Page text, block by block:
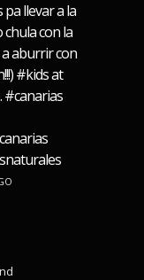
llevar a la
con la
a aburrir con
#kids at
#canarias